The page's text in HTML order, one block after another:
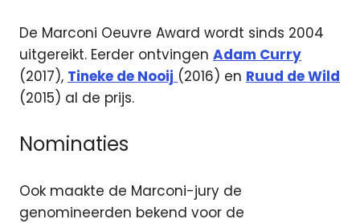
De Marconi Oeuvre Award wordt sinds 2004
uitgereikt. Eerder ontvingen Adam Curry
(2017), Tineke de Nooij (2016) en Ruud de Wild
(2015) al de prijs.
Nominaties
Ook maakte de Marconi-jury de
genomineerden bekend voor de